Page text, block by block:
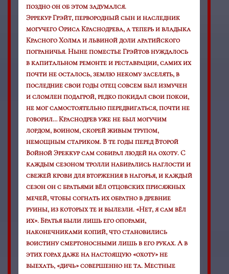
поздно он об этом задумался.
Эррекур Грэйт, первородный сын и наследник
могучего Ориса Краснодрева, а теперь и владыка
Красного Холма и львиной доли аратийского
пограничья. Ныне поместье Грэйтов нуждалось
в капитальном ремонте и реставрации, самих их
почти не осталось, землю некому заселять, в
последние свои годы отец совсем был измучен
и сломлен подагрой, редко покидал свои покои,
не мог самостоятельно передвигаться, почти не
говорил… Краснодрев уже не был могучим
лордом, воином, скорей живым трупом,
немощным стариком. В те годы перед Второй
Войной Эреккур сам собирал людей на охоту. С
каждым сезоном тролли набирались наглости и
свежей крови для вторжения в нагорья, и каждый
сезон он с братьями вёл отцовских присяжных
мечей, чтобы согнать их обратно в древние
руины, из которых те и вылезли. «Нет, я сам вёл
их». Братья были лишь его опорами,
наконечниками копий, что становились
воистину смертоносными лишь в его руках. А в
этих горах даже на настоящую «охоту» не
выехать, «дичь» совершенно не та. Местные